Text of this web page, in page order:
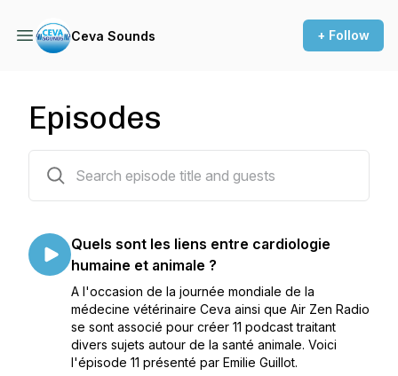
Ceva Sounds + Follow
Episodes
Quels sont les liens entre cardiologie
humaine et animale ?
A l'occasion de la journée mondiale de la
médecine vétérinaire Ceva ainsi que Air Zen Radio
se sont associé pour créer 11 podcast traitant
divers sujets autour de la santé animale. Voici
l'épisode 11 présenté par Emilie Guillot.